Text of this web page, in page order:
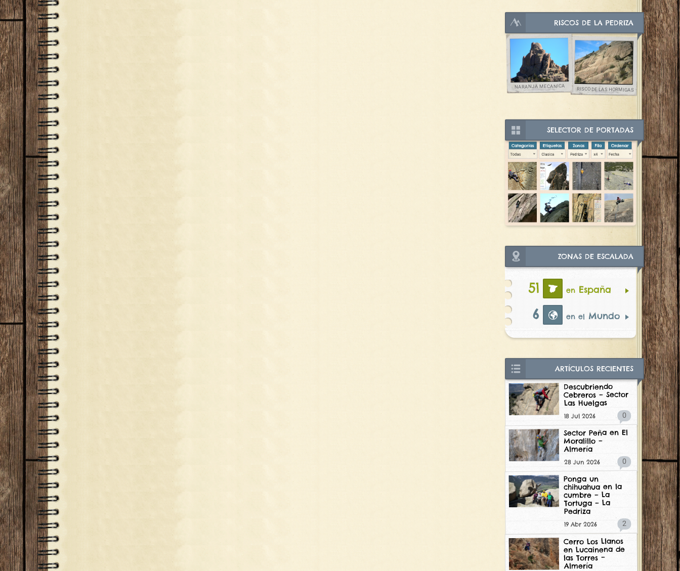
RISCOS DE LA PEDRIZA
NARANJA MECANICA RISCO DE LAS HORMIGAS
SELECTOR DE PORTADAS
ZONAS DE ESCALADA
51 en España
6 en el Mundo
ARTÍCULOS RECIENTES
Descubriendo
Cebreros – Sector
Las Huelgas
18 Jul 2026 0
Sector Peña en El
Moralillo –
Almería
28 Jun 2026 0
Ponga un
chihuahua en la
cumbre – La
Tortuga – La
Pedriza
19 Abr 2026 2
Cerro Los Llanos
en Lucainena de
las Torres –
Almería